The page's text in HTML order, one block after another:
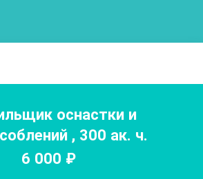
оснастки и
, 300 ак. ч.
6 000 ₽